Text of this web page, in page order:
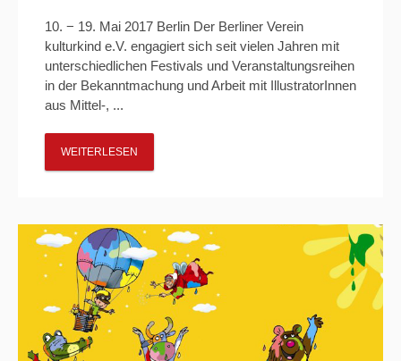
10. − 19. Mai 2017 Berlin Der Berliner Verein
kulturkind e.V. engagiert sich seit vielen Jahren mit
unterschiedlichen Festivals und Veranstaltungsreihen
in der Bekanntmachung und Arbeit mit IllustratorInnen
aus Mittel-, ...
WEITERLESEN